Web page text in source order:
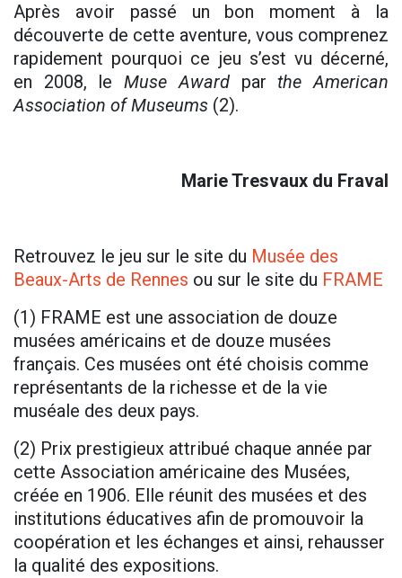
Après avoir passé un bon moment à la
découverte de cette aventure, vous comprenez
rapidement pourquoi ce jeu s’est vu décerné,
en 2008, leMuse Awardparthe American
Association of Museums (2).
Marie Tresvaux du Fraval
Retrouvez le jeu sur le site du Musée des
Beaux-Arts de Rennes ou sur le site du FRAME
(1) FRAME est une association de douze
musées américains et de douze musées
français. Ces musées ont été choisis comme
représentants de la richesse et de la vie
muséale des deux pays.
(2) Prix prestigieux attribué chaque année par
cette Association américaine des Musées,
créée en 1906. Elle réunit des musées et des
institutions éducatives afin de promouvoir la
coopération et les échanges et ainsi, rehausser
la qualité des expositions.